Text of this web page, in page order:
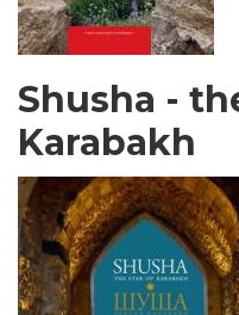
Shusha -
Karabakh